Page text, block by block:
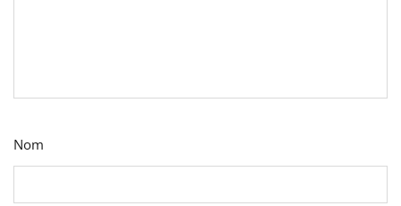
Nom